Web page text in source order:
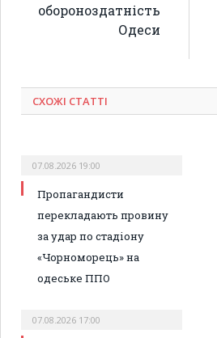
обороноздатність
Одеси
СХОЖІ СТАТТІ
07.08.2026 19:00
Пропагандисти
перекладають провину
за удар по стадіону
«Чорноморець» на
одеське ППО
07.08.2026 17:00